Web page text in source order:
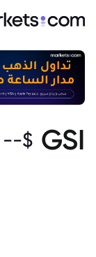
GSI
$
--